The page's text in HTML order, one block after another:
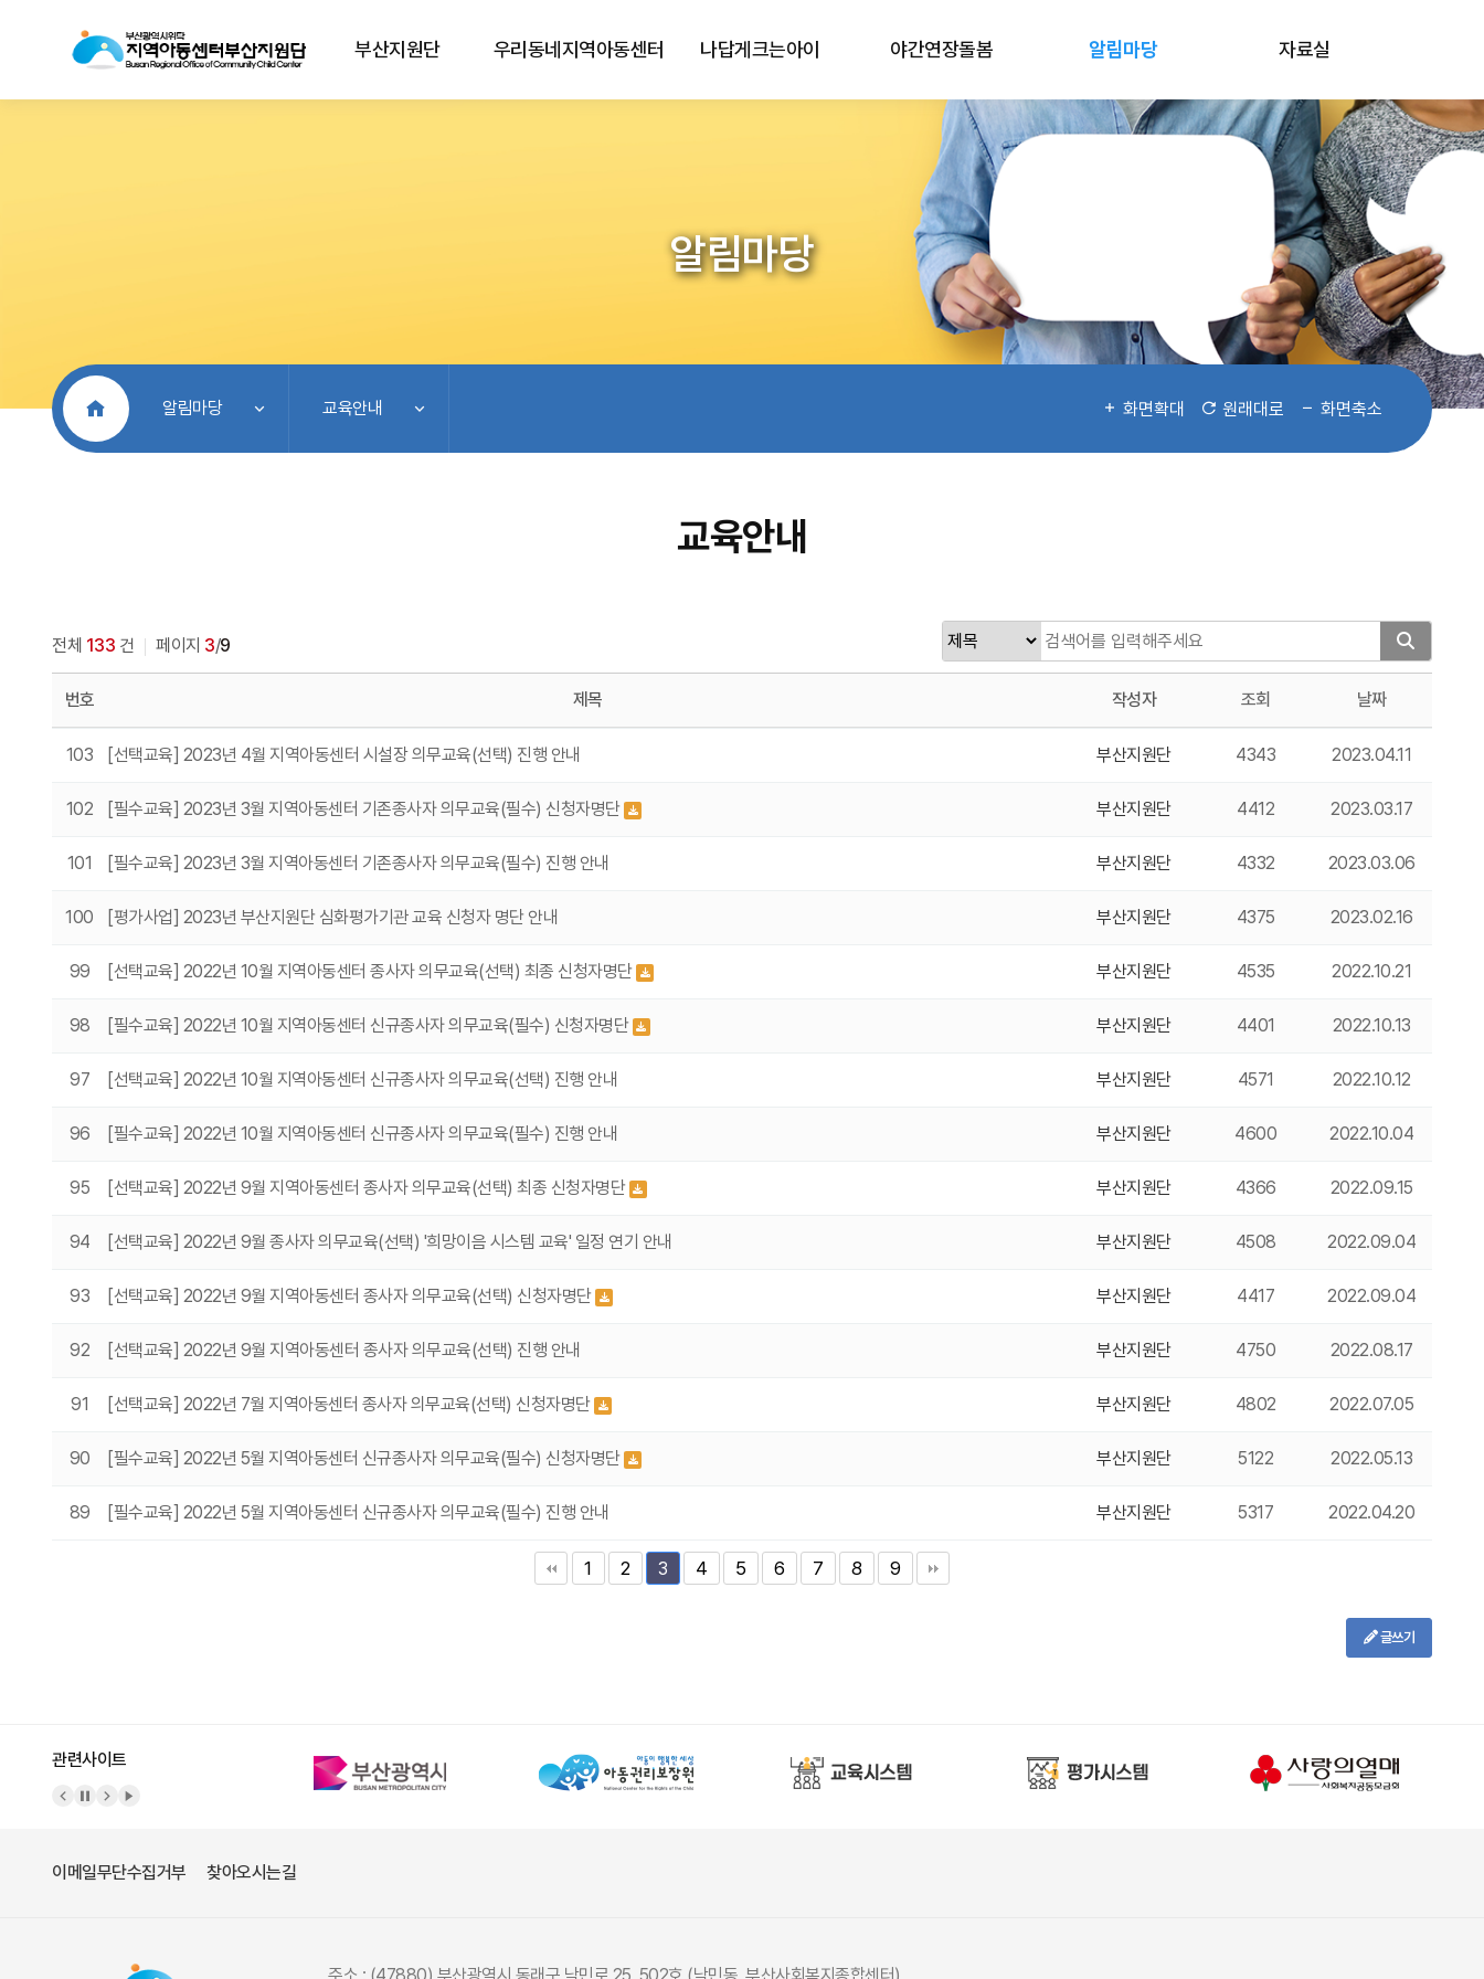
부산지원단 우리동네지역아동센터 나답게크는아이 야간연장돌봄 알림마당 자료실
알림마당
처음으로알림마당 교육안내 화면확대 원래대로 화면축소
교육안내
전체 133 건 페이지 3/9
번호 제목 작성자 조회 날짜
103 [선택교육] 2023년 4월 지역아동센터 시설장 의무교육(선택) 진행 안내 부산지원단 4343 2023.04.11
102 [필수교육] 2023년 3월 지역아동센터 기존종사자 의무교육(필수) 신청자명단 부산지원단 4412 2023.03.17
101 [필수교육] 2023년 3월 지역아동센터 기존종사자 의무교육(필수) 진행 안내 부산지원단 4332 2023.03.06
100 [평가사업] 2023년 부산지원단 심화평가기관 교육 신청자 명단 안내 부산지원단 4375 2023.02.16
99 [선택교육] 2022년 10월 지역아동센터 종사자 의무교육(선택) 최종 신청자명단 부산지원단 4535 2022.10.21
98 [필수교육] 2022년 10월 지역아동센터 신규종사자 의무교육(필수) 신청자명단 부산지원단 4401 2022.10.13
97 [선택교육] 2022년 10월 지역아동센터 신규종사자 의무교육(선택) 진행 안내 부산지원단 4571 2022.10.12
96 [필수교육] 2022년 10월 지역아동센터 신규종사자 의무교육(필수) 진행 안내 부산지원단 4600 2022.10.04
95 [선택교육] 2022년 9월 지역아동센터 종사자 의무교육(선택) 최종 신청자명단 부산지원단 4366 2022.09.15
94 [선택교육] 2022년 9월 종사자 의무교육(선택) '희망이음 시스템 교육' 일정 연기 안내 부산지원단 4508 2022.09.04
93 [선택교육] 2022년 9월 지역아동센터 종사자 의무교육(선택) 신청자명단 부산지원단 4417 2022.09.04
92 [선택교육] 2022년 9월 지역아동센터 종사자 의무교육(선택) 진행 안내 부산지원단 4750 2022.08.17
91 [선택교육] 2022년 7월 지역아동센터 종사자 의무교육(선택) 신청자명단 부산지원단 4802 2022.07.05
90 [필수교육] 2022년 5월 지역아동센터 신규종사자 의무교육(필수) 신청자명단 부산지원단 5122 2022.05.13
89 [필수교육] 2022년 5월 지역아동센터 신규종사자 의무교육(필수) 진행 안내 부산지원단 5317 2022.04.20
1 2 3 4 5 6 7 8 9
글쓰기
관련사이트
이메일무단수집거부 찾아오시는길